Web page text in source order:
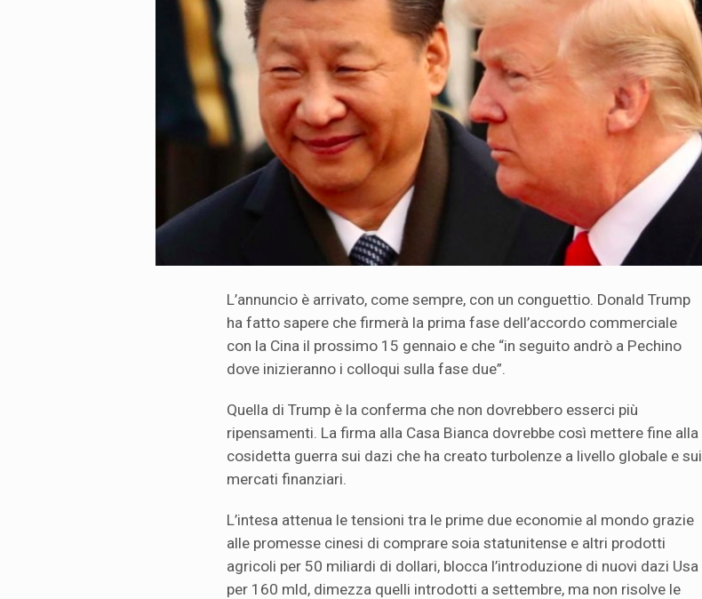
L’annuncio è arrivato, come sempre, con un conguettio. Donald Trump
ha fatto sapere che firmerà la prima fase dell’accordo commerciale
con la Cina il prossimo 15 gennaio e che “in seguito andrò a Pechino
dove inizieranno i colloqui sulla fase due”.
Quella di Trump è la conferma che non dovrebbero esserci più
ripensamenti. La firma alla Casa Bianca dovrebbe così mettere fine alla
cosidetta guerra sui dazi che ha creato turbolenze a livello globale e sui
mercati finanziari.
L’intesa attenua le tensioni tra le prime due economie al mondo grazie
alle promesse cinesi di comprare soia statunitense e altri prodotti
agricoli per 50 miliardi di dollari, blocca l’introduzione di nuovi dazi Usa
per 160 mld, dimezza quelli introdotti a settembre, ma non risolve le